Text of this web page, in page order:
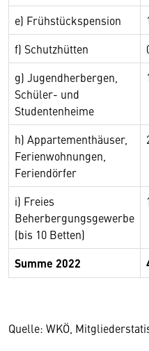
e) Frühstückspension
f) Schutzhütten
g) Jugendherbergen,
Schüler- und
Studentenheime
h) Appartementhäuser,
Ferienwohnungen,
Feriendörfer
i) Freies
Beherbergungsgewerbe
(bis 10 Betten)
Summe 2022
Quelle: WKÖ,